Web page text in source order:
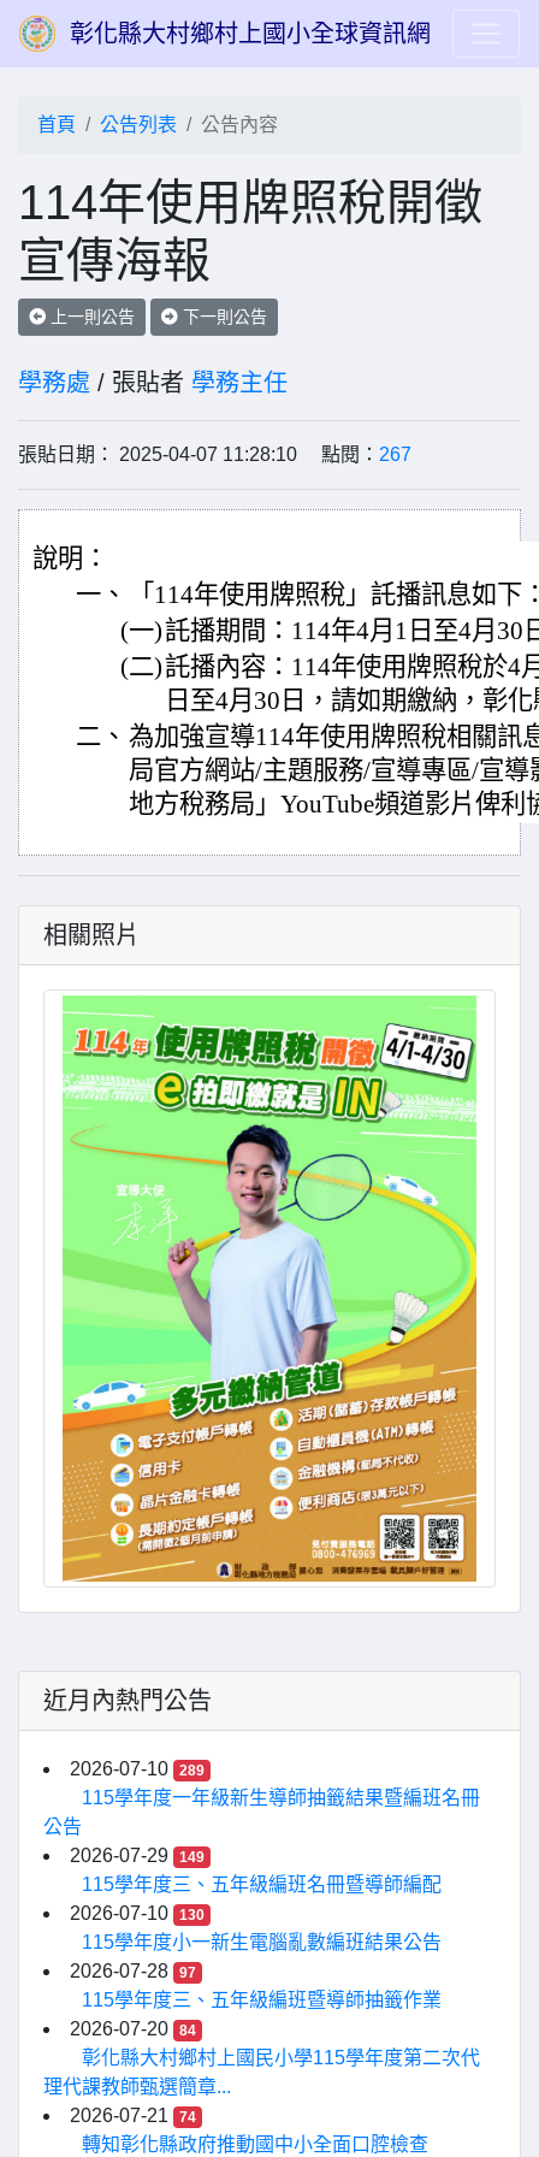
彰化縣大村鄉村上國小全球資訊網
首頁 公告列表 公告內容
114年使用牌照稅開徵
宣傳海報
上一則公告 下一則公告
學務處 / 張貼者 學務主任
張貼日期： 2025-04-07 11:28:10 點閱： 267
說明：
一、
「114年使用牌照稅」託播訊息如下
(一)託播期間：114年4月1日至4月30
(二)託播內容：114年使用牌照稅於4
日至4月30日，請如期繳納，彰
二、 為加強宣導114年使用牌照稅相關訊
局官方網站/主題服務/宣導專區/宣
地方稅務局」YouTube頻道影片俾利
相關照片
近月內熱門公告
2026-07-10 289
115學年度一年級新生導師抽籤結果暨編班名冊
公告
2026-07-29
149
115學年度三、五年級編班名冊暨導師編配
2026-07-10
130
115學年度小一新生電腦亂數編班結果公告
2026-07-28
97
115學年度三、五年級編班暨導師抽籤作業
2026-07-20
84
彰化縣大村鄉村上國民小學115學年度第二次代
理代課教師甄選簡章...
2026-07-21
74
轉知彰化縣政府推動國中小全面口腔檢查